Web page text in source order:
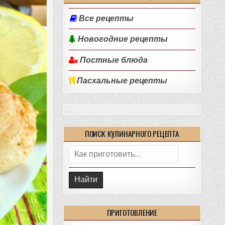
Все рецепты
Новогодние рецепты
Постные блюда
Пасхальные рецепты
ПОИСК КУЛИНАРНОГО РЕЦЕПТА
Поиск:
ПРИГОТОВЛЕНИЕ